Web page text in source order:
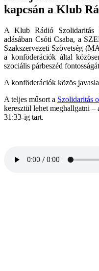
kapcsán a Klub
A Klub Rádió Szolidaritás
adásában Csóti Csaba, a
Szakszervezeti Szövetség
a konföderációk által
szociális párbeszéd
A konföderációk közös
A teljes műsort a Szolidaritás
keresztül lehet meghallgatni –
31:33-ig tart.